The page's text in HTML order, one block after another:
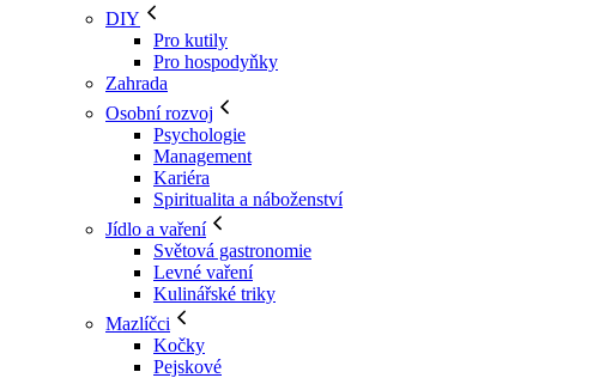
DIY
Pro kutily
Pro hospodyňky
Zahrada
Osobní rozvoj
Psychologie
Management
Kariéra
Spiritualita a náboženství
Jídlo a vaření
Světová gastronomie
Levné vaření
Kulinářské triky
Mazlíčci
Kočky
Pejskové